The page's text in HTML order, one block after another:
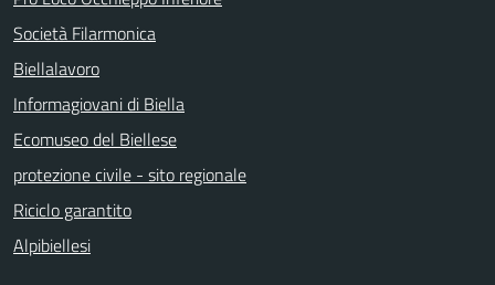
Società Filarmonica
Biellalavoro
Informagiovani di Biella
Ecomuseo del Biellese
protezione civile - sito regionale
Riciclo garantito
Alpibiellesi